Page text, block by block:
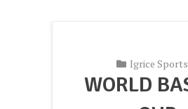
Igrice
WORLD